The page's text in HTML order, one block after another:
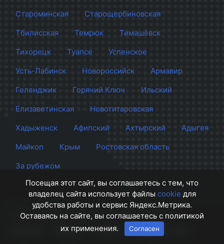
Староминская
Старощербиновская
Тбилисская
Темрюк
Тимашёвск
Тихорецк
Туапсе
Успенское
Усть-Лабинск
Новороссийск
Армавир
Геленджик
Горячий Ключ
Ильский
Елизаветинская
Новотитаровская
Хадыженск
Афипский Ахтырский
Адыгея
Майкоп
Крым
Ростовская область
За рубежом
Сайт Краснодара
© 2012 - 2026 СМИ Кубани
Правила Контакты Напишите нам
Посещая этот сайт, вы соглашаетесь с тем, что
владелец сайта использует файлы cookie для
удобства работы и сервис Яндекс.Метрика.
Оставаясь на сайте, вы соглашаетесь с политикой
их применения.
Согласен